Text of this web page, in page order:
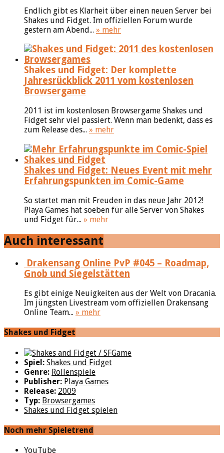
Endlich gibt es Klarheit über einen neuen Server bei
Shakes und Fidget. Im offiziellen Forum wurde
gestern am Abend... » mehr
Shakes und Fidget: Der komplette
Jahresrückblick 2011 vom kostenlosen
Browsergame
2011 ist im kostenlosen Browsergame Shakes und
Fidget sehr viel passiert. Wenn man bedenkt, dass es
zum Release des... » mehr
Shakes und Fidget: Neues Event mit mehr
Erfahrungspunkten im Comic-Game
So startet man mit Freuden in das neue Jahr 2012!
Playa Games hat soeben für alle Server von Shakes
und Fidget für... » mehr
Auch interessant
Drakensang Online PvP #045 – Roadmap,
Gnob und Siegelstätten
Es gibt einige Neuigkeiten aus der Welt von Dracania.
Im jüngsten Livestream vom offiziellen Drakensang
Online Team... » mehr
Shakes und Fidget
Spiel: Shakes und Fidget
Genre: Rollenspiele
Publisher: Playa Games
Release: 2009
Typ: Browsergames
Shakes und Fidget spielen
Noch mehr Spieletrend
YouTube